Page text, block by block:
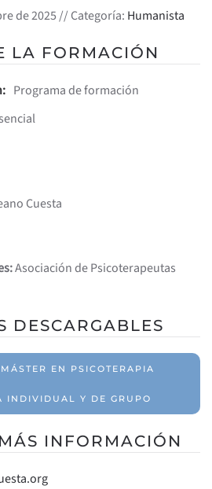
de 2025 // Categoría: Humanista
LA FORMACIÓN
Programa de formación
Cuesta
Asociación de Psicoterapeutas
DESCARGABLES
EN PSICOTERAPIA
INDIVIDUAL Y DE GRUPO
INFORMACIÓN